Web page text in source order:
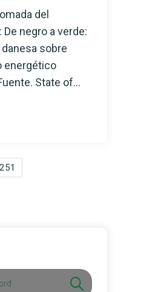
del
negro a verde:
sobre
energético
State of...
251